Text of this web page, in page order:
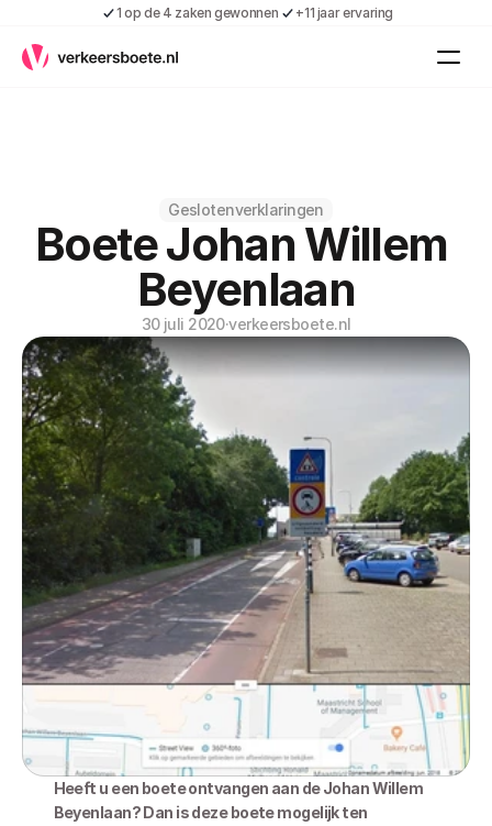
1 op de 4 zaken gewonnen +11 jaar ervaring
Kennis
Contact
Shop
Over ons
Inloggen
Geslotenverklaringen
Boete Johan Willem
Beyenlaan
30 juli 2020·verkeersboete.nl
Heeft u een boete ontvangen aan de Johan Willem
Beyenlaan? Dan is deze boete mogelijk ten